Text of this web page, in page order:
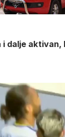
dalje aktivan,